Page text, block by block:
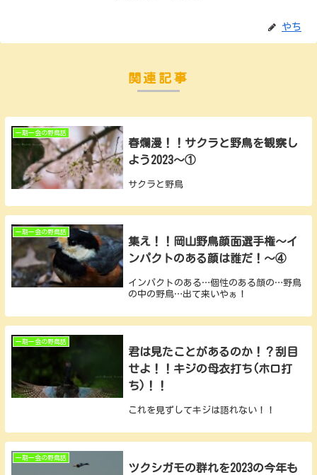
やち
関連記事
一期一会の野鳥話
春爛漫！！サクラと野鳥を観察し
よう2023～①
サクラと野鳥
一期一会の野鳥話
集え！！岡山野鳥顔面選手権～イ
ンパクトのある顔は誰だ！～④
インパクトのある…個性のある顔の…野鳥
の中の野鳥…出て来いやぁ！
一期一会の野鳥話
君は見たことがあるのか！？刮目
せよ！！キジの母衣打ち(ホロ打
ち)！！
これを見ずしてキジは語れない！！
一期一会の野鳥話
ツクシガモの群れを2023の今年も